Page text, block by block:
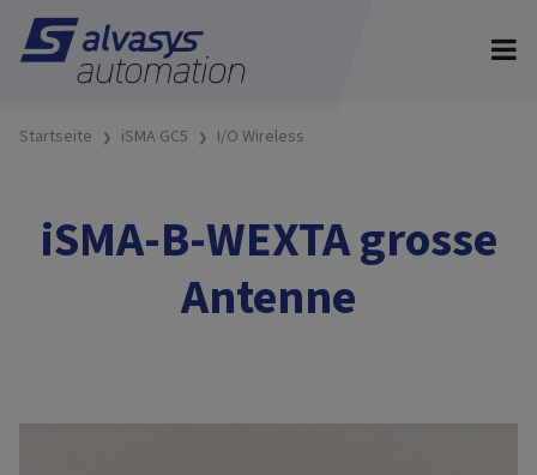
Startseite iSMA GC5 I/O Wireless
iSMA-B-WEXTA grosse
Antenne